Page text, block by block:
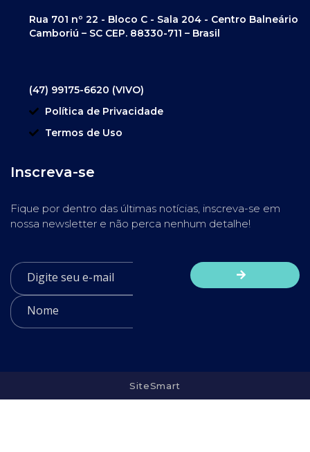
Rua 701 nº 22 - Bloco C - Sala 204 - Centro Balneário
Camboriú – SC CEP. 88330-711 – Brasil
(47) 99175-6620 (VIVO)
Política de Privacidade
Termos de Uso
Inscreva-se
Fique por dentro das últimas notícias, inscreva-se em
nossa newsletter e não perca nenhum detalhe!
SiteSmart